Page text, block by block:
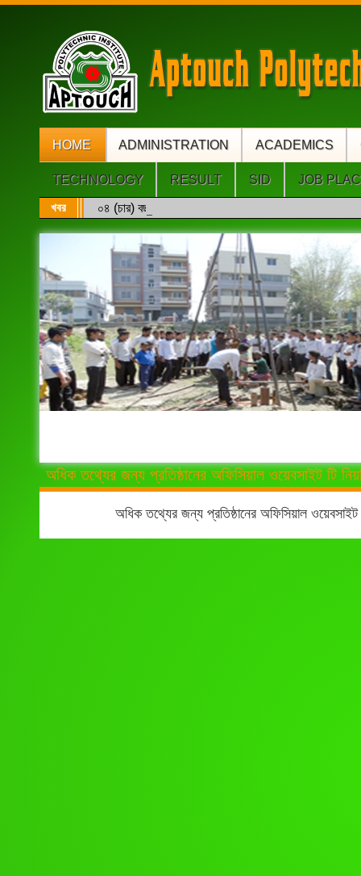
HOME ADMINISTRATION ACADEMICS
TECHNOLOGY RESULT SID JOB
খবর ০৪ (চার) বছর মেয়াদি ডিপ্লোমা ইঞ্জিনিয়ারিং এবং সরাসরি ৩য়/
অধিক তথ্যের জন্য প্রতিষ্ঠানের অফিসিয়াল ওয়েবসাইট টি
অধিক তথ্যের জন্য প্রতিষ্ঠানের অফিসিয়াল